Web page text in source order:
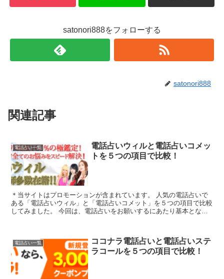
satonori888をフォローする
satonori888
関連記事
電話占い一覧
電話占いウィルと電話占いコメッ
トを５つの項目で比較！
＊当サイトはプロモーションが含まれています。 人気の電話占いで
ある「電話占いウィル」と「電話占いコメット」を５つの項目で比較
してみました。 今回は、電話占いをお願いするにあたり基本となる
電話占い一覧
ココナラ電話占いと電話占いステ
ラコールを５つの項目で比較！